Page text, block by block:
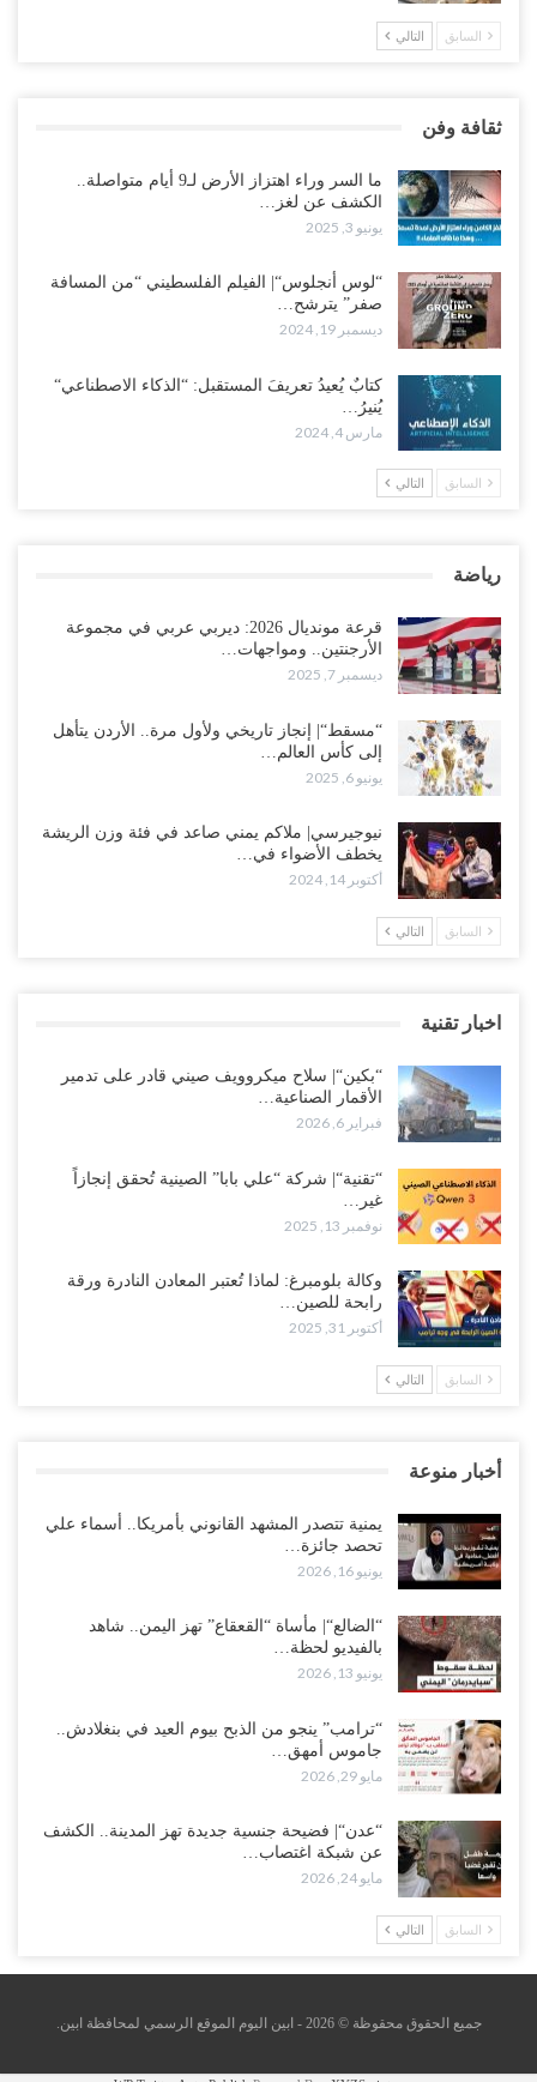
السابق التالي
ثقافة وفن
ما السر وراء اهتزاز الأرض لـ9 أيام متواصلة..
الكشف عن لغز…
يونيو 3, 2025
“لوس أنجلوس“| الفيلم الفلسطيني “من المسافة
صفر” يترشح…
ديسمبر 19, 2024
كتابٌ يُعيدُ تعريفَ المستقبل: “الذكاء الاصطناعي“
يُنيرُ…
مارس 4, 2024
السابق التالي
رياضة
قرعة مونديال 2026: ديربي عربي في مجموعة
الأرجنتين.. ومواجهات…
ديسمبر 7, 2025
“مسقط“| إنجاز تاريخي ولأول مرة.. الأردن يتأهل
إلى كأس العالم…
يونيو 6, 2025
نيوجيرسي| ملاكم يمني صاعد في فئة وزن الريشة
يخطف الأضواء في…
أكتوبر 14, 2024
السابق التالي
اخبار تقنية
“بكين“| سلاح ميكروويف صيني قادر على تدمير
الأقمار الصناعية…
فبراير 6, 2026
“تقنية“| شركة “علي بابا” الصينية تُحقق إنجازاً
غير…
نوفمبر 13, 2025
وكالة بلومبرغ: لماذا تُعتبر المعادن النادرة ورقة
رابحة للصين…
أكتوبر 31, 2025
السابق التالي
أخبار منوعة
يمنية تتصدر المشهد القانوني بأمريكا.. أسماء علي
تحصد جائزة…
يونيو 16, 2026
“الضالع“| مأساة “القعقاع” تهز اليمن.. شاهد
بالفيديو لحظة…
يونيو 13, 2026
“ترامب” ينجو من الذبح بيوم العيد في بنغلادش..
جاموس أمهق…
مايو 29, 2026
“عدن“| فضيحة جنسية جديدة تهز المدينة.. الكشف
عن شبكة اغتصاب…
مايو 24, 2026
السابق التالي
جميع الحقوق محقوظة © 2026 - ابين اليوم الموقع الرسمي لمحافظة ابين.